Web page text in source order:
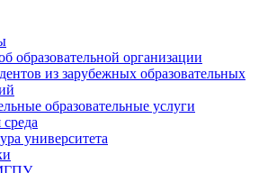
образовательной организации
из зарубежных образовательных
образовательные услуги
университета